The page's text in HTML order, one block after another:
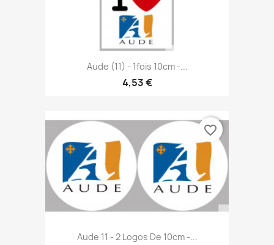
Aude (11) - 1fois 10cm -...
4,53 €
Aude 11 - 2 Logos De 10cm -...
favorite_border